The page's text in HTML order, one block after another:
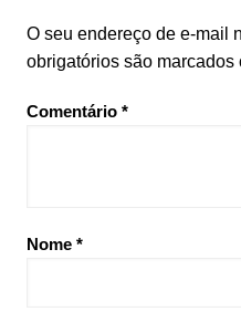
O seu endereço de e-mail
obrigatórios são marcados
Comentário *
Nome *